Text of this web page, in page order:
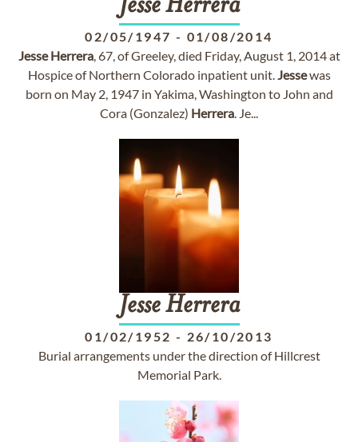
Jesse Herrera
02/05/1947 - 01/08/2014
Jesse Herrera, 67, of Greeley, died Friday, August 1, 2014 at
Hospice of Northern Colorado inpatient unit.Jessewas
born on May 2, 1947 in Yakima, Washington to John and
Cora (Gonzalez) Herrera. Je...
Jesse Herrera
01/02/1952 - 26/10/2013
Burial arrangements under the direction of Hillcrest
Memorial Park.